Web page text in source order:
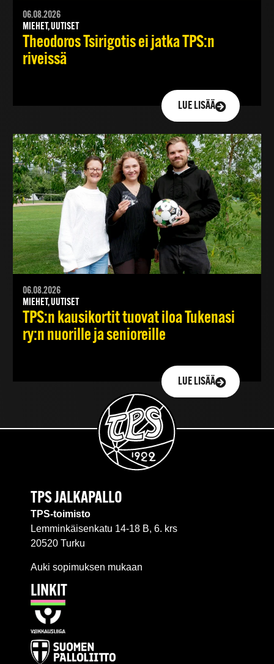
06.08.2026
MIEHET, UUTISET
Theodoros Tsirigotis ei jatka TPS:n
riveissä
LUE LISÄÄ
06.08.2026
MIEHET, UUTISET
TPS:n kausikortit tuovat iloa Tukenasi
ry:n nuorille ja senioreille
LUE LISÄÄ
TPS JALKAPALLO
TPS-toimisto
Lemminkäisenkatu 14-18 B, 6. krs
20520 Turku
Auki sopimuksen mukaan
LINKIT